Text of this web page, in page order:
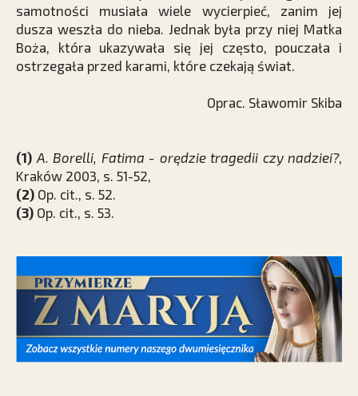
samotności musiała wiele wycierpieć, zanim jej
dusza weszła do nieba. Jednak była przy niej Matka
Boża, która ukazywała się jej często, pouczała i
ostrzegała przed karami, które czekają świat.
Oprac. Sławomir Skiba
(1) A. Borelli, Fatima - orędzie tragedii czy nadziei?,
Kraków 2003, s. 51-52,
(2) Op. cit., s. 52.
(3) Op. cit., s. 53.